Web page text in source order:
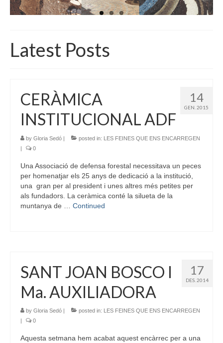
ACTUALITAT
CONTACTE
Latest Posts
14
GEN. 2015
CERÀMICA
INSTITUCIONAL ADF
by Gloria Sedó | posted in: LES FEINES QUE ENS ENCARREGEN
|
0
Una Associació de defensa forestal necessitava un peces
per homenatjar els 25 anys de dedicació a la institució,
una gran per al president i unes altres més petites per
als fundadors. La ceràmica conté la silueta de la
muntanya de … Continued
17
DES. 2014
SANT JOAN BOSCO I
Ma. AUXILIADORA
by Gloria Sedó | posted in: LES FEINES QUE ENS ENCARREGEN
|
0
Aquesta setmana hem acabat aquest encàrrec per a una